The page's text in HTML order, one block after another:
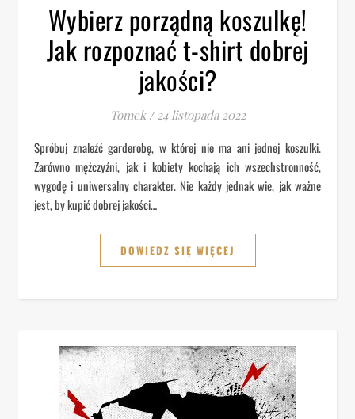
Wybierz porządną koszulkę!
Jak rozpoznać t-shirt dobrej
jakości?
Tomek / 24 listopada 2022
Spróbuj znaleźć garderobę, w której nie ma ani jednej koszulki.
Zarówno mężczyźni, jak i kobiety kochają ich wszechstronność,
wygodę i uniwersalny charakter. Nie każdy jednak wie, jak ważne
jest, by kupić dobrej jakości…
DOWIEDZ SIĘ WIĘCEJ